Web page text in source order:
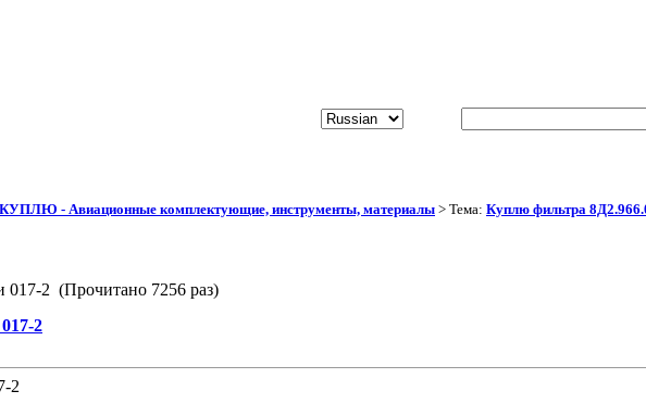
КУПЛЮ - Авиационные комплектующие, инструменты, материалы > Тема: Куплю фильтра
017-2 (Прочитано 7256 раз)
2
2